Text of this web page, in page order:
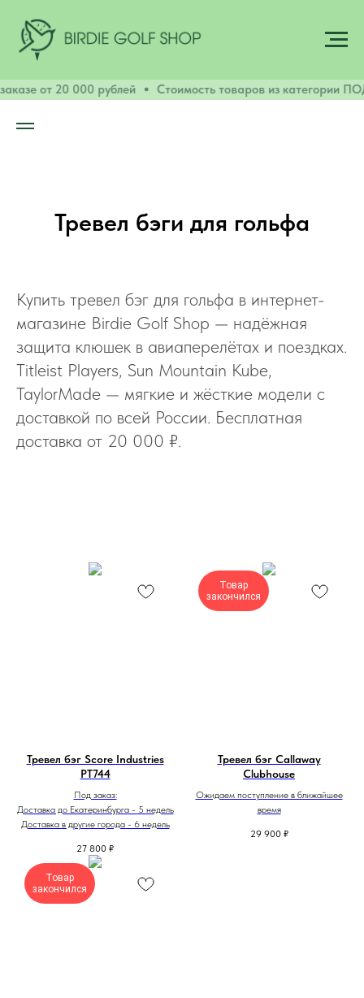
от 20 000 рублей Стоимость товаров из категории
Тревел бэги для гольфа
Купить тревел бэг для гольфа в интернет-
магазине Birdie Golf Shop — надёжная
защита клюшек в авиаперелётах и поездках.
Titleist Players, Sun Mountain Kube,
TaylorMade — мягкие и жёсткие модели с
доставкой по всей России. Бесплатная
доставка от 20 000 ₽.
Тревел бэг Score Industries
PT744
Под заказ:
Доставка до Екатеринбурга - 5 недель
Доставка в другие города - 6 недель
27 800 ₽
Товар
закончился
Тревел бэг Callaway
Clubhouse
Ожидаем поступление в ближайшее
время
29 900 ₽
Товар
закончился